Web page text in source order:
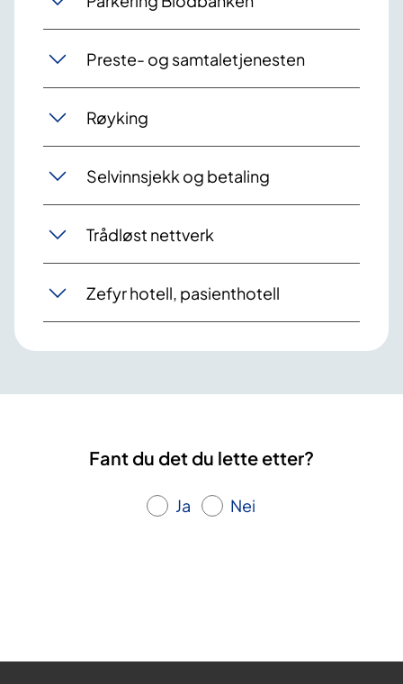
Preste- og samtaletjenesten
Røyking
Selvinnsjekk og betaling
Trådløst nettverk
Zefyr hotell, pasienthotell
Fant du det du lette etter?
Ja Nei